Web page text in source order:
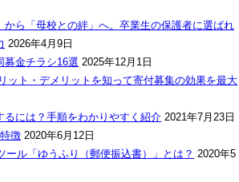
から「母校との絆」へ。卒業生の保護者に選ばれ
2026年4月9日
募金チラシ16選 2025年12月1日
ット・デメリットを知って寄付募集の効果を最大
るには？手順をわかりやすく紹介 2021年7月23日
徴 2020年6月12日
ール「ゆうふり（郵便振込書）」とは？ 2020年5